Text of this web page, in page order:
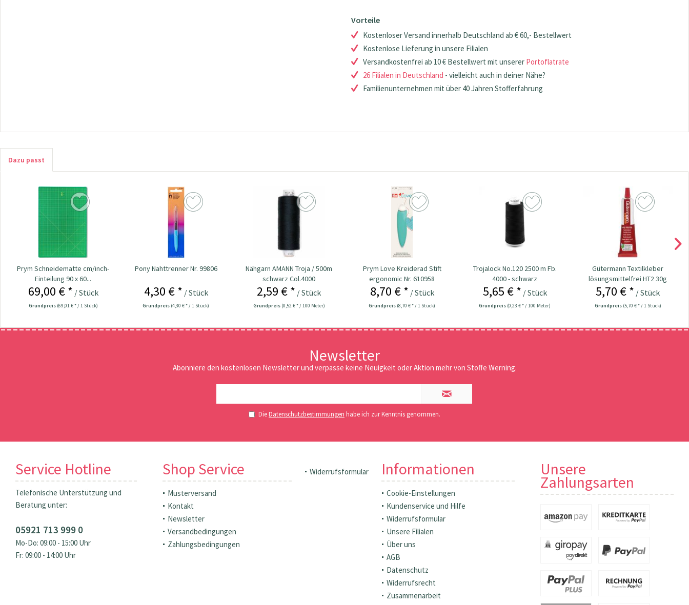
Vorteile
Kostenloser Versand innerhalb Deutschland ab € 60,- Bestellwert
Kostenlose Lieferung in unsere Filialen
Versandkostenfrei ab 10 € Bestellwert mit unserer Portoflatrate
26 Filialen in Deutschland - vielleicht auch in deiner Nähe?
Familienunternehmen mit über 40 Jahren Stofferfahrung
Dazu passt
Prym Schneidematte cm/inch-
Einteilung 90 x 60...
69,00 € * / Stück
Grundpreis (69,01 € * / 1 Stück)
Pony Nahttrenner Nr. 99806
4,30 € * / Stück
Grundpreis (4,30 € * / 1 Stück)
Nähgarn AMANN Troja / 500m
schwarz Col.4000
2,59 € * / Stück
Grundpreis (0,52 € * / 100 Meter)
Prym Love Kreiderad Stift
ergonomic Nr. 610958
8,70 € * / Stück
Grundpreis (8,70 € * / 1 Stück)
Trojalock No.120 2500 m Fb.
4000 - schwarz
5,65 € * / Stück
Grundpreis (0,23 € * / 100 Meter)
Gütermann Textilkleber
lösungsmittelfrei HT2 30g
5,70 € * / Stück
Grundpreis (5,70 € * / 1 Stück)
Newsletter
Abonniere den kostenlosen Newsletter und verpasse keine Neuigkeit oder Aktion mehr von Stoffe Werning.
DieDatenschutzbestimmungen habe ich zur Kenntnis genommen.
Service Hotline
Telefonische Unterstützung und
Beratung unter:
05921 713 999 0
Mo-Do: 09:00 - 15:00 Uhr
Fr: 09:00 - 14:00 Uhr
Shop Service
Musterversand
Kontakt
Newsletter
Versandbedingungen
Zahlungsbedingungen
Widerrufsformular Informationen
Cookie-Einstellungen
Kundenservice und Hilfe
Widerrufsformular
Unsere Filialen
Über uns
AGB
Datenschutz
Widerrufsrecht
Zusammenarbeit
Unsere
Zahlungsarten